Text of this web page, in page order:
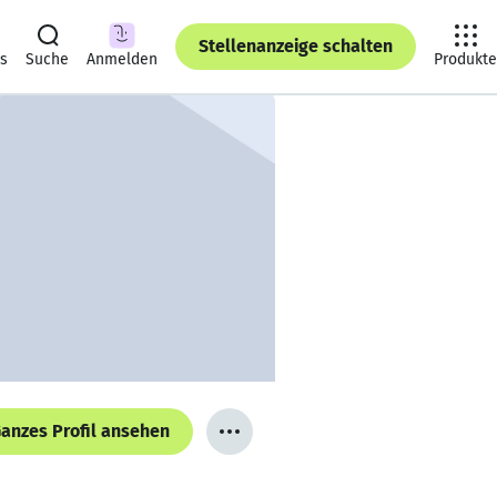
Suche Anmelden
Stellenanzeige schalten
Produkte
Profil ansehen